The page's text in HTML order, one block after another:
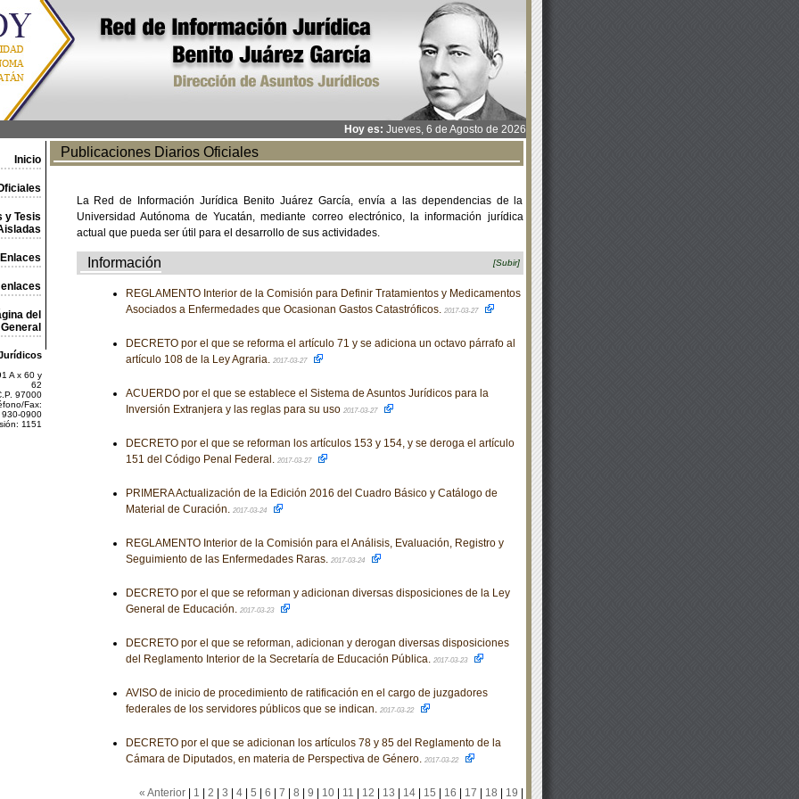
Hoy es: Jueves, 6 de Agosto de 2026
Inicio
y Tesis
Enlaces
del
A x 60 y
62
97000
Fax:
0900
1151
Publicaciones Diarios Oficiales
La Red de Información Jurídica Benito Juárez García, envía a las dependencias de la
Universidad Autónoma de Yucatán, mediante correo electrónico, la información jurídica
actual que pueda ser útil para el desarrollo de sus actividades.
Información [Subir]
REGLAMENTO Interior de la Comisión para Definir Tratamientos y Medicamentos
Asociados a Enfermedades que Ocasionan Gastos Catastróficos. 2017-03-27
DECRETO por el que se reforma el artículo 71 y se adiciona un octavo párrafo al
artículo 108 de la Ley Agraria. 2017-03-27
ACUERDO por el que se establece el Sistema de Asuntos Jurídicos para la
Inversión Extranjera y las reglas para su uso 2017-03-27
DECRETO por el que se reforman los artículos 153 y 154, y se deroga el artículo
151 del Código Penal Federal. 2017-03-27
PRIMERA Actualización de la Edición 2016 del Cuadro Básico y Catálogo de
Material de Curación. 2017-03-24
REGLAMENTO Interior de la Comisión para el Análisis, Evaluación, Registro y
Seguimiento de las Enfermedades Raras. 2017-03-24
DECRETO por el que se reforman y adicionan diversas disposiciones de la Ley
General de Educación. 2017-03-23
DECRETO por el que se reforman, adicionan y derogan diversas disposiciones
del Reglamento Interior de la Secretaría de Educación Pública. 2017-03-23
AVISO de inicio de procedimiento de ratificación en el cargo de juzgadores
federales de los servidores públicos que se indican. 2017-03-22
DECRETO por el que se adicionan los artículos 78 y 85 del Reglamento de la
Cámara de Diputados, en materia de Perspectiva de Género. 2017-03-22
« Anterior| 1 2 3 4| 5 6 7 8 9 10| 11 12 13 14| 15 16 17 18 19